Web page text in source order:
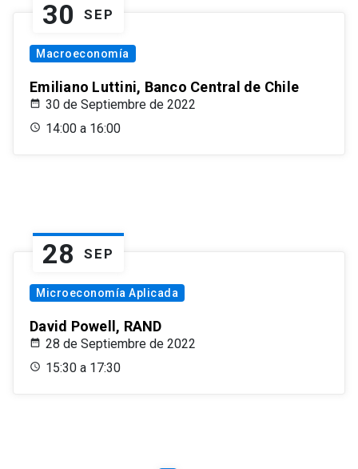
30 SEP
Macroeconomía
Emiliano Luttini, Banco Central de Chile
30 de Septiembre de 2022
14:00 a 16:00
28 SEP
Microeconomía Aplicada
David Powell, RAND
28 de Septiembre de 2022
15:30 a 17:30